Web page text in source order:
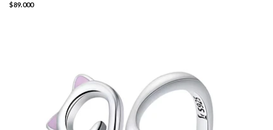
$89.000